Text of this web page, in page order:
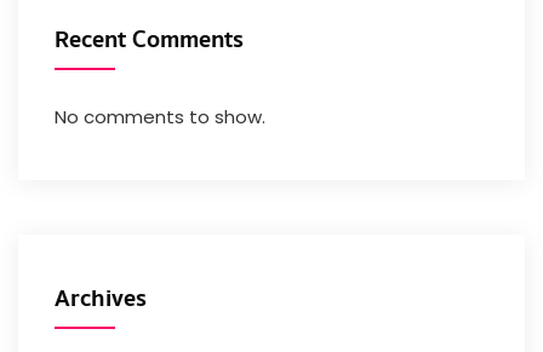
Recent Comments
No comments to show.
Archives